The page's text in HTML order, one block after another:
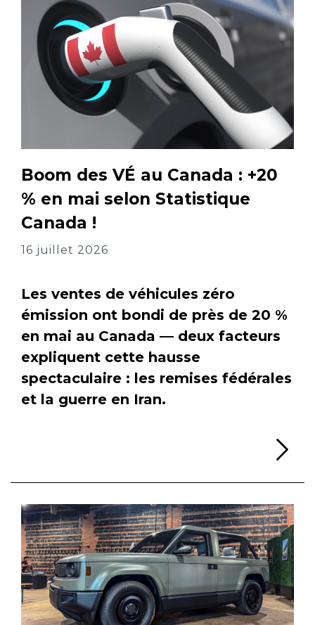
Boom des VÉ au Canada : +20
% en mai selon Statistique
Canada !
16 juillet 2026
Les ventes de véhicules zéro
émission ont bondi de près de 20 %
en mai au Canada — deux facteurs
expliquent cette hausse
spectaculaire : les remises fédérales
et la guerre en Iran.